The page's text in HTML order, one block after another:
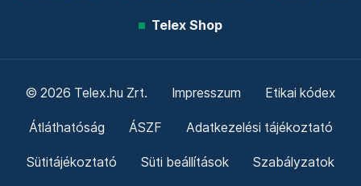
Telex Shop
© 2026 Telex.hu Zrt. Impresszum Etikai kódex
Átláthatóság ÁSZF Adatkezelési tájékoztató
Sütitájékoztató Süti beállítások Szabályzatok